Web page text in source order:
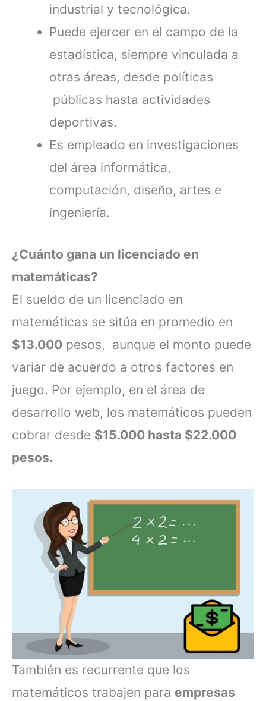
industrial y tecnológica.
Puede ejercer en el campo de la
estadística, siempre vinculada a
otras áreas, desde políticas
públicas hasta actividades
deportivas.
Es empleado en investigaciones
del área informática,
computación, diseño, artes e
ingeniería.
¿Cuánto gana un licenciado en
matemáticas?
El sueldo de un licenciado en
matemáticas se sitúa en promedio en
$13.000 pesos, aunque el monto puede
variar de acuerdo a otros factores en
juego. Por ejemplo, en el área de
desarrollo web, los matemáticos pueden
cobrar desde $15.000 hasta $22.000
pesos.
También es recurrente que los
matemáticos trabajen para empresas